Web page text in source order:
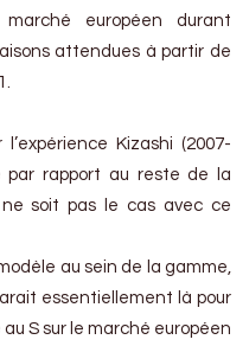
européen durant
attendues à partir de
Kizashi (2007-
par rapport au reste de la
soit pas le cas avec ce
au sein de la gamme,
essentiellement là pour
S sur le marché européen